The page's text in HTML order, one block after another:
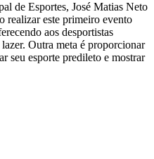
de Esportes, José Matias Neto
realizar este primeiro evento
aos desportistas
Outra meta é proporcionar
seu esporte predileto e mostrar